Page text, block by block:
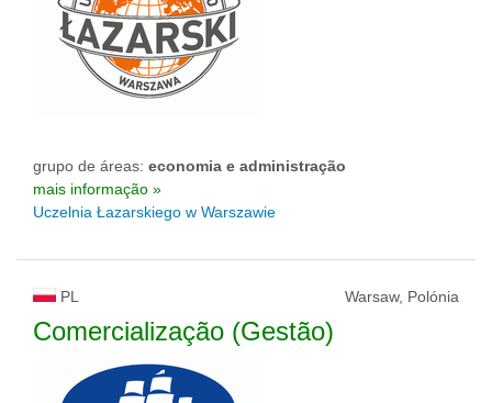
grupo de áreas: economia e administração
mais informação »
Uczelnia Łazarskiego w Warszawie
PL Warsaw, Polónia
Comercialização (Gestão)